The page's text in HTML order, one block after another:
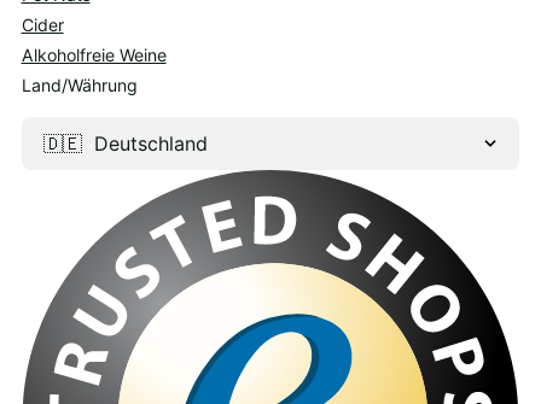
Cider
Alkoholfreie Weine
Land/Währung